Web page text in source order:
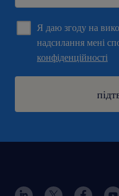
Я даю згоду на
надсилання мені
конфіденційності